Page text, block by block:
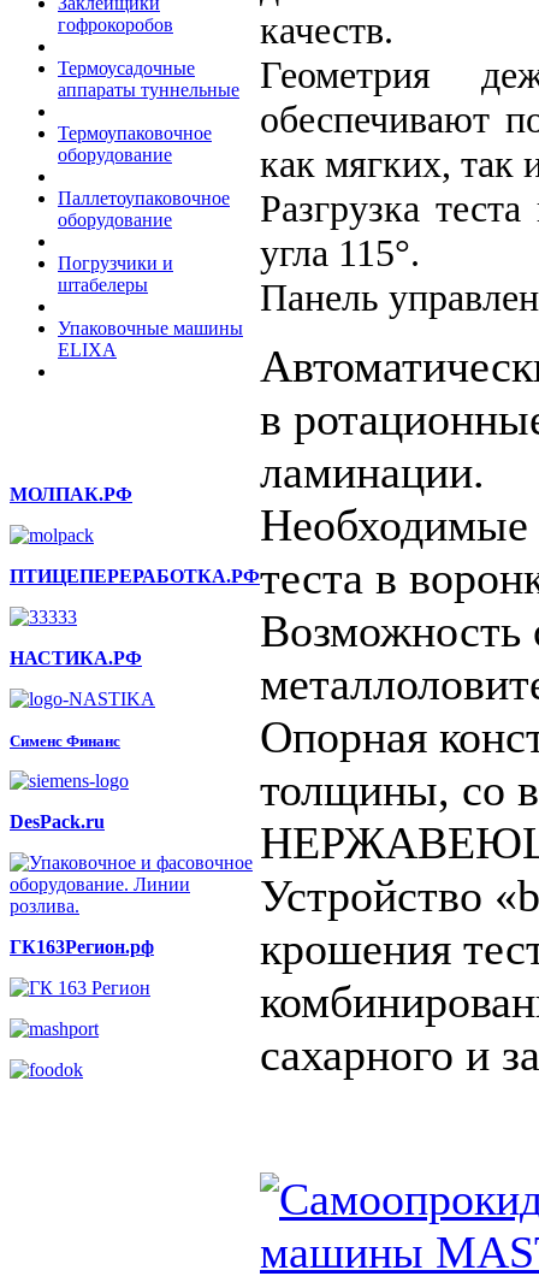
гофрокоробов
Термоусадочные
аппараты туннельные
Термоупаковочное
оборудование
Паллетоупаковочное
оборудование
Погрузчики и
штабелеры
Упаковочные машины
ELIXA
МОЛПАК.РФ
ПТИЦЕПЕРЕРАБОТКА.РФ
НАСТИКА.РФ
Сименс Финанс
DesPack.ru
ГК163Регион.рф
качеств.
Геометрия
обеспечивают
как мягких, так
Разгрузка
угла 115°.
Панель
в
ламинации.
Необходимые
теста в
Возможность
Опорная
толщины, со
Устройство
крошения
сахарного и